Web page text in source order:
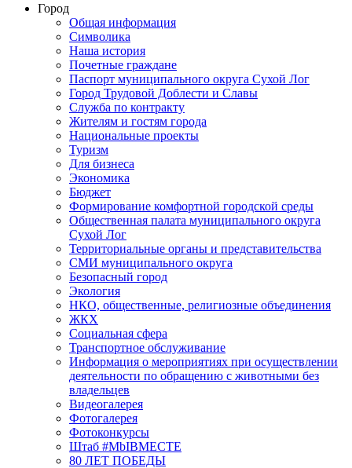
Город
Общая информация
Символика
Наша история
Почетные граждане
Паспорт муниципального округа Сухой Лог
Город Трудовой Доблести и Славы
Служба по контракту
Жителям и гостям города
Национальные проекты
Туризм
Для бизнеса
Экономика
Бюджет
Формирование комфортной городской среды
Общественная палата муниципального округа
Сухой Лог
Территориальные органы и представительства
СМИ муниципального округа
Безопасный город
Экология
НКО, общественные, религиозные объединения
ЖКХ
Социальная сфера
Транспортное обслуживание
Информация о мероприятиях при осуществлении
деятельности по обращению с животными без
владельцев
Видеогалерея
Фотогалерея
Фотоконкурсы
Штаб #MbIBMECTE
80 ЛЕТ ПОБЕДЫ